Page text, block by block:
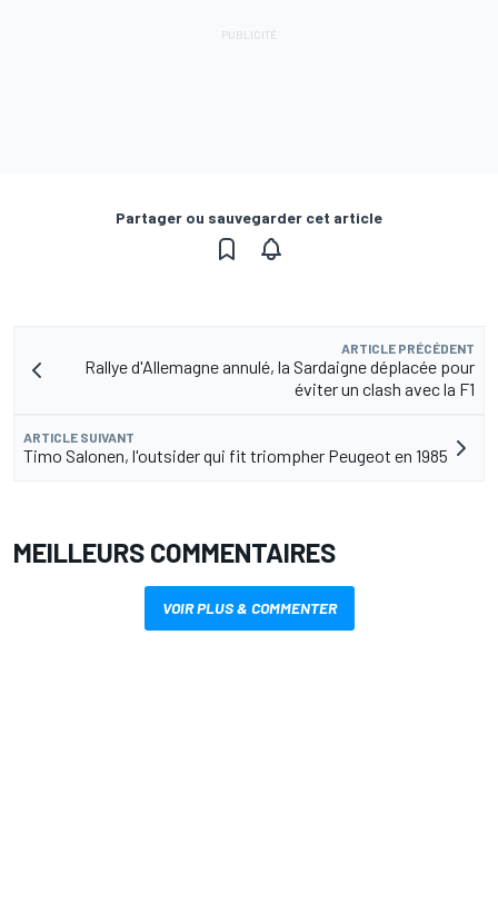
Partager ou sauvegarder cet article
ARTICLE PRÉCÉDENT
Rallye d'Allemagne annulé, la Sardaigne déplacée pour
éviter un clash avec la F1
ARTICLE SUIVANT
Timo Salonen, l'outsider qui fit triompher Peugeot en 1985
MEILLEURS COMMENTAIRES
VOIR PLUS & COMMENTER